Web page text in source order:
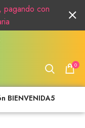
0
BIENVENIDA5
pagando con